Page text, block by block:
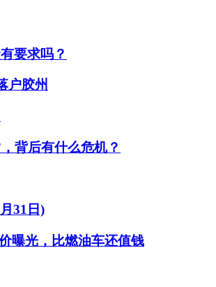
要求吗？
户胶州
背后有什么危机？
31日)
曝光，比燃油车还值钱